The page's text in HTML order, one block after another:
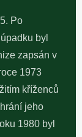
Po
byl
zapsán v
1973
kříženců
jeho
1980 byl